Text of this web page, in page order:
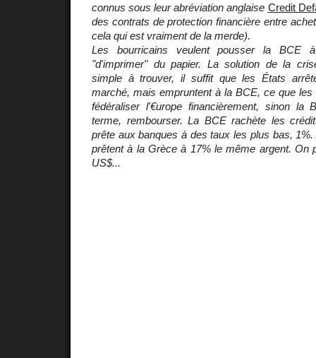
connus sous leur abréviation anglaise Credit
des contrats de protection financière entre
cela qui est vraiment de la merde).
Les bourricains veulent pousser la BCE
"d'imprimer" du papier. La solution de la
simple à trouver, il suffit que les États
marché, mais empruntent à la BCE, ce que
fédéraliser l'€urope financièrement, sinon la
terme, rembourser. La BCE rachète les
prête aux banques à des taux les plus bas,
prêtent à la Grèce à 17% le même argent. On
US$...